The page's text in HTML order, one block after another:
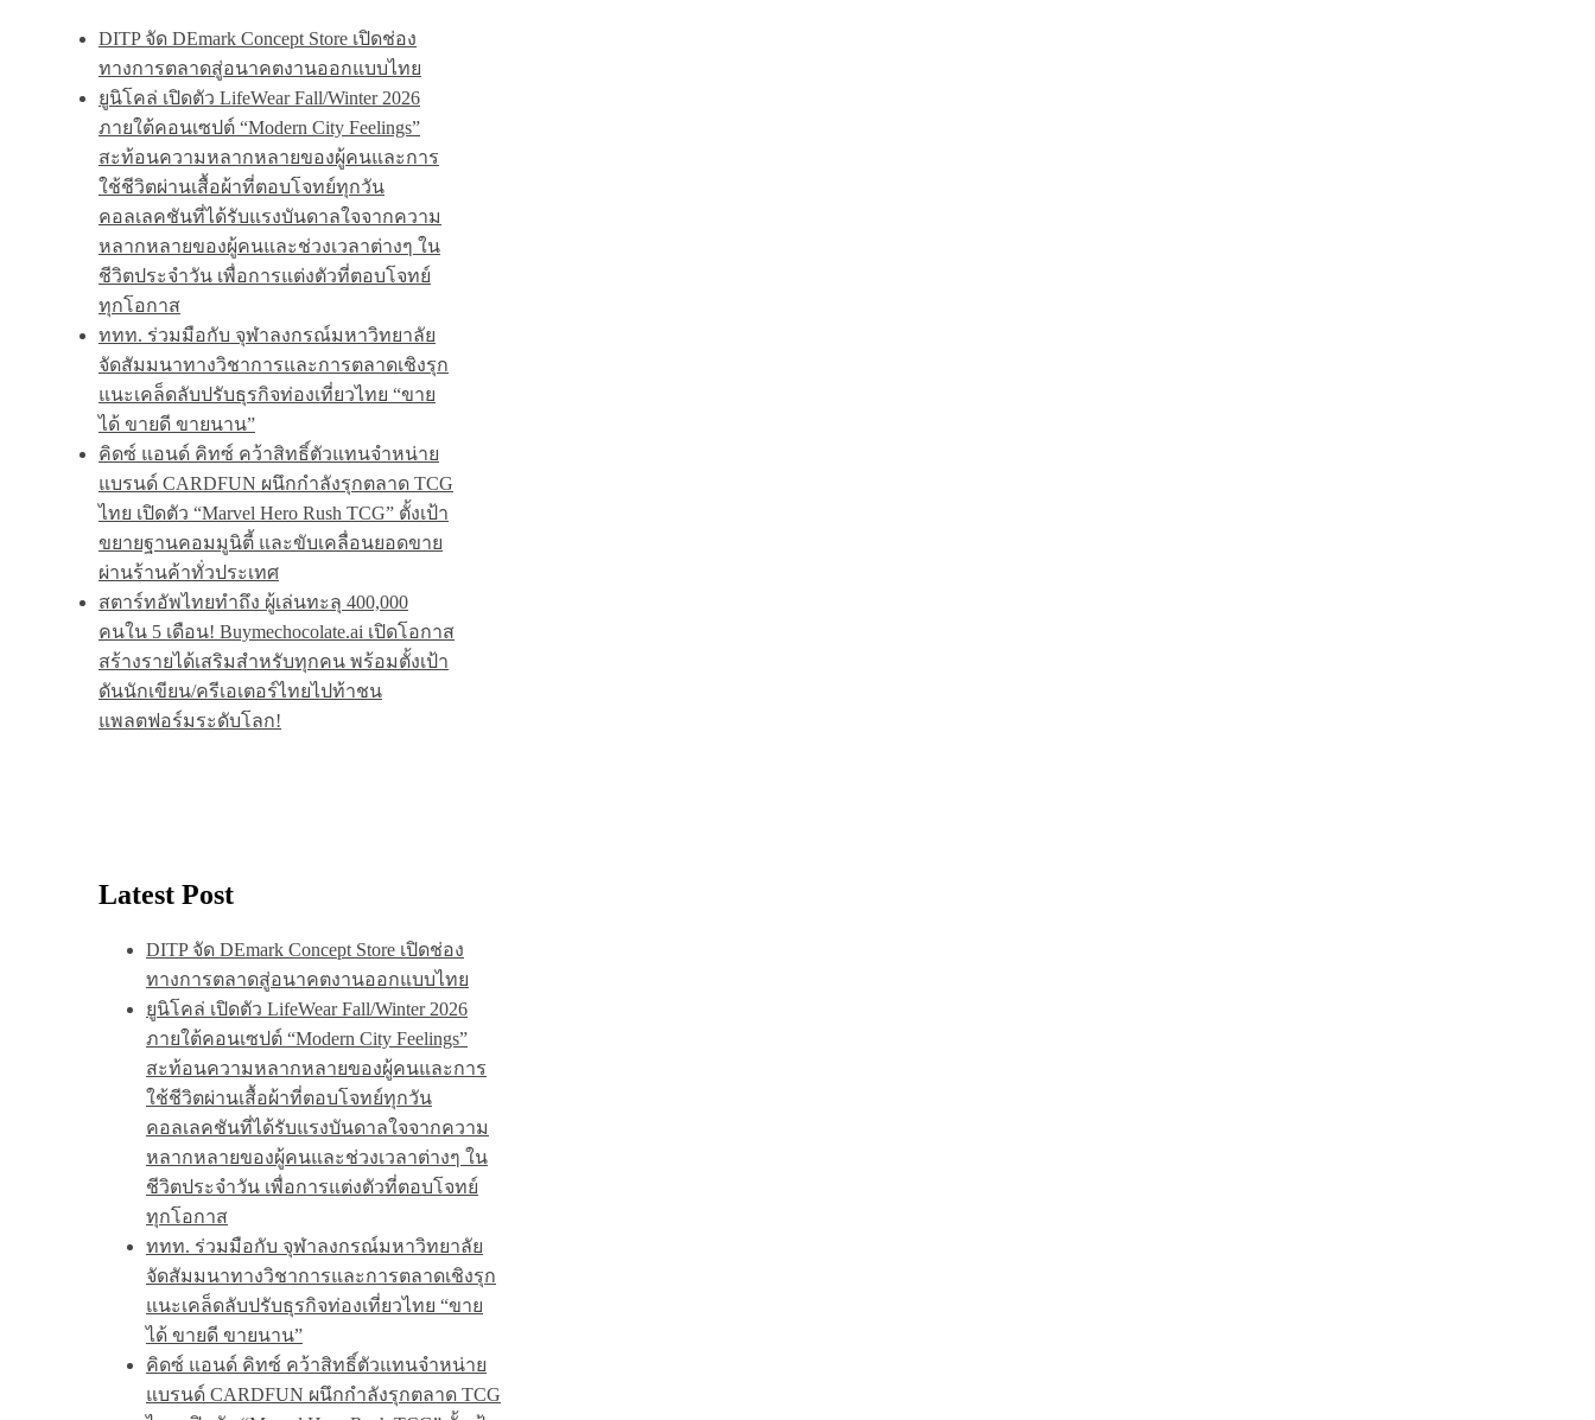
DITP จัด DEmark Concept Store เปิดช่อง
ทางการตลาดสู่อนาคตงานออกแบบไทย
ยูนิโคล่ เปิดตัว LifeWear Fall/Winter 2026
ภายใต้คอนเซปต์ “Modern City Feelings”
สะท้อนความหลากหลายของผู้คนและการ
ใช้ชีวิตผ่านเสื้อผ้าที่ตอบโจทย์ทุกวัน
คอลเลคชันที่ได้รับแรงบันดาลใจจากความ
หลากหลายของผู้คนและช่วงเวลาต่างๆ ใน
ชีวิตประจำวัน เพื่อการแต่งตัวที่ตอบโจทย์
ทุกโอกาส
ททท. ร่วมมือกับ จุฬาลงกรณ์มหาวิทยาลัย
จัดสัมมนาทางวิชาการและการตลาดเชิงรุก
แนะเคล็ดลับปรับธุรกิจท่องเที่ยวไทย “ขาย
ได้ ขายดี ขายนาน”
คิดซ์ แอนด์ คิทซ์ คว้าสิทธิ์ตัวแทนจำหน่าย
แบรนด์ CARDFUN ผนึกกำลังรุกตลาด TCG
ไทย เปิดตัว “Marvel Hero Rush TCG” ตั้งเป้า
ขยายฐานคอมมูนิตี้ และขับเคลื่อนยอดขาย
ผ่านร้านค้าทั่วประเทศ
สตาร์ทอัพไทยทำถึง ผู้เล่นทะลุ 400,000
คนใน 5 เดือน! Buymechocolate.ai เปิดโอกาส
สร้างรายได้เสริมสำหรับทุกคน พร้อมตั้งเป้า
ดันนักเขียน/ครีเอเตอร์ไทยไปท้าชน
แพลตฟอร์มระดับโลก!
Latest Post
DITP จัด DEmark Concept Store เปิดช่อง
ทางการตลาดสู่อนาคตงานออกแบบไทย
ยูนิโคล่ เปิดตัว LifeWear Fall/Winter 2026
ภายใต้คอนเซปต์ “Modern City Feelings”
สะท้อนความหลากหลายของผู้คนและการ
ใช้ชีวิตผ่านเสื้อผ้าที่ตอบโจทย์ทุกวัน
คอลเลคชันที่ได้รับแรงบันดาลใจจากความ
หลากหลายของผู้คนและช่วงเวลาต่างๆ ใน
ชีวิตประจำวัน เพื่อการแต่งตัวที่ตอบโจทย์
ทุกโอกาส
ททท. ร่วมมือกับ จุฬาลงกรณ์มหาวิทยาลัย
จัดสัมมนาทางวิชาการและการตลาดเชิงรุก
แนะเคล็ดลับปรับธุรกิจท่องเที่ยวไทย “ขาย
ได้ ขายดี ขายนาน”
คิดซ์ แอนด์ คิทซ์ คว้าสิทธิ์ตัวแทนจำหน่าย
แบรนด์ CARDFUN ผนึกกำลังรุกตลาด TCG